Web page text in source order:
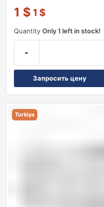
1 $ 1 $
Quantity Only 1 left in stock!
-
Запросить цену
Turkiya